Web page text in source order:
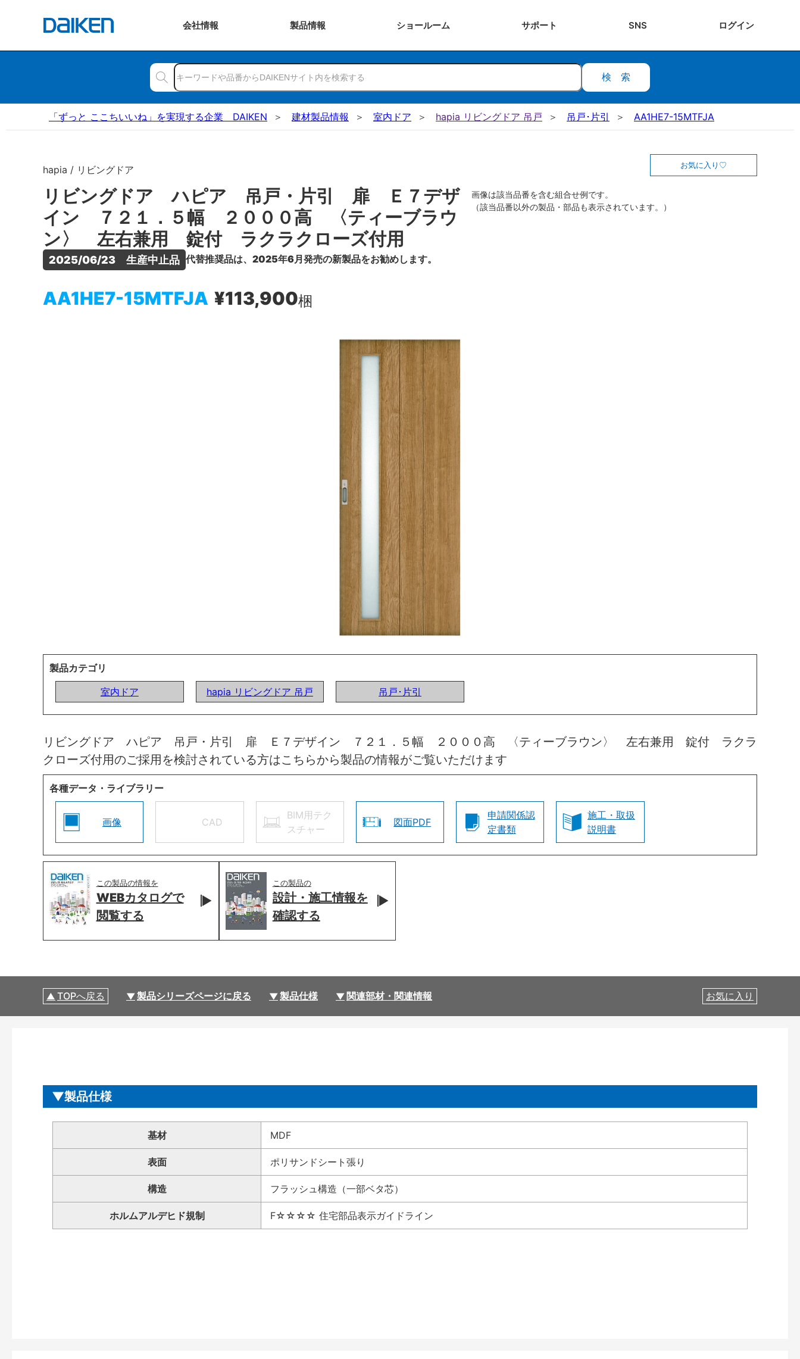
会社情報 製品情報 ショールーム サポート SNS ログイン
検索
「ずっと ここちいいね」を実現する企業 DAIKEN 建材製品情報 室内ドア hapia リビングドア 吊戸 吊戸･片引 AA1HE7-15MTFJA
hapia / リビングドア
リビングドア ハピア 吊戸・片引 扉 Ｅ７デザ
イン ７２１．５幅 ２０００高 〈ティーブラウ
ン〉 左右兼用 錠付 ラクラクローズ付用
2025/06/23　生産中止品 代替推奨品は、2025年6月発売の新製品をお勧めします。
AA1HE7-15MTFJA ¥113,900梱
お気に入り
画像は該当品番を含む組合せ例です。
（該当品番以外の製品・部品も表示されています。）
製品カテゴリ
室内ドア
hapia リビングドア 吊戸 吊戸･片引
リビングドア ハピア 吊戸・片引 扉 Ｅ７デザイン ７２１．５幅 ２０００高 〈ティーブラウン〉 左右兼用 錠付 ラクラ
クローズ付用のご採用を検討されている方はこちらから製品の情報がご覧いただけます
各種データ・ライブラリー
画像 CAD
BIM用テク
スチャー
図面PDF
申請関係認
定書類
施工・取扱
説明書
この製品の情報を
WEBカタログで
閲覧する
この製品の
設計・施工情報を
確認する
TOPへ戻る 製品シリーズページに戻る 製品仕様 関連部材・関連情報 お気に入り
製品仕様
基材 MDF
表面 ポリサンドシート張り
構造 フラッシュ構造（一部ベタ芯）
ホルムアルデヒド規制 F☆☆☆☆ 住宅部品表示ガイドライン